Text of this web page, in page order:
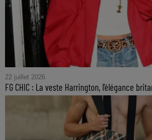
22 juillet 2026
FG CHIC : La veste Harrington, l'élégance